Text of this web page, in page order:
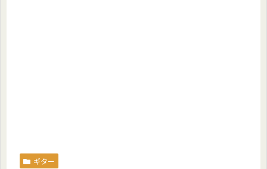
ギター